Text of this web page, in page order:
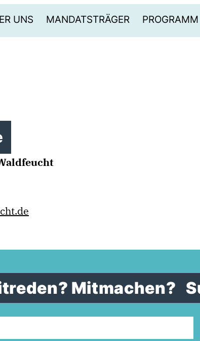
UNS MANDATSTRÄGER
Mitmachen?